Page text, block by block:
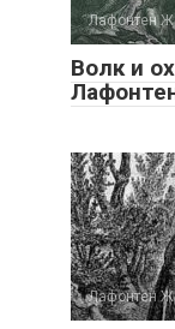
Лафонтен
Волк и
Лафонтен